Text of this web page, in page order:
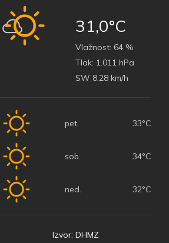
31,0°C
Vlažnost: 64 %
Tlak: 1.011 hPa
SW 8,28 km/h
pet. 33°C
sob. 34°C
ned. 32°C
Izvor: DHMZ